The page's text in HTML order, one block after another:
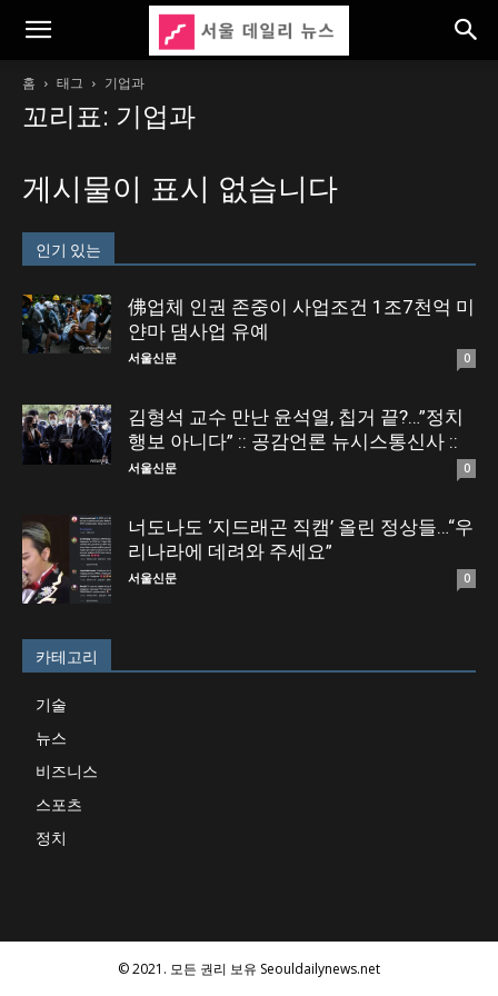
홈 태그 기업과
꼬리표: 기업과
게시물이 표시 없습니다
인기 있는
佛업체 인권 존중이 사업조건 1조7천억 미
얀마 댐사업 유예
서울신문 0
김형석 교수 만난 윤석열, 칩거 끝?…”정치
행보 아니다” :: 공감언론 뉴시스통신사 ::
서울신문 0
너도나도 ‘지드래곤 직캠’ 올린 정상들…“우
리나라에 데려와 주세요”
서울신문 0
카테고리
기술
뉴스
비즈니스
스포츠
정치
© 2021. 모든 권리 보유 Seouldailynews.net